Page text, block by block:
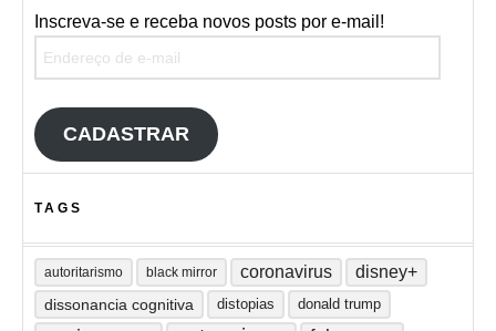
Inscreva-se e receba novos posts por e-mail!
CADASTRAR
TAGS
autoritarismo black mirror coronavirus disney+
dissonancia cognitiva distopias donald trump